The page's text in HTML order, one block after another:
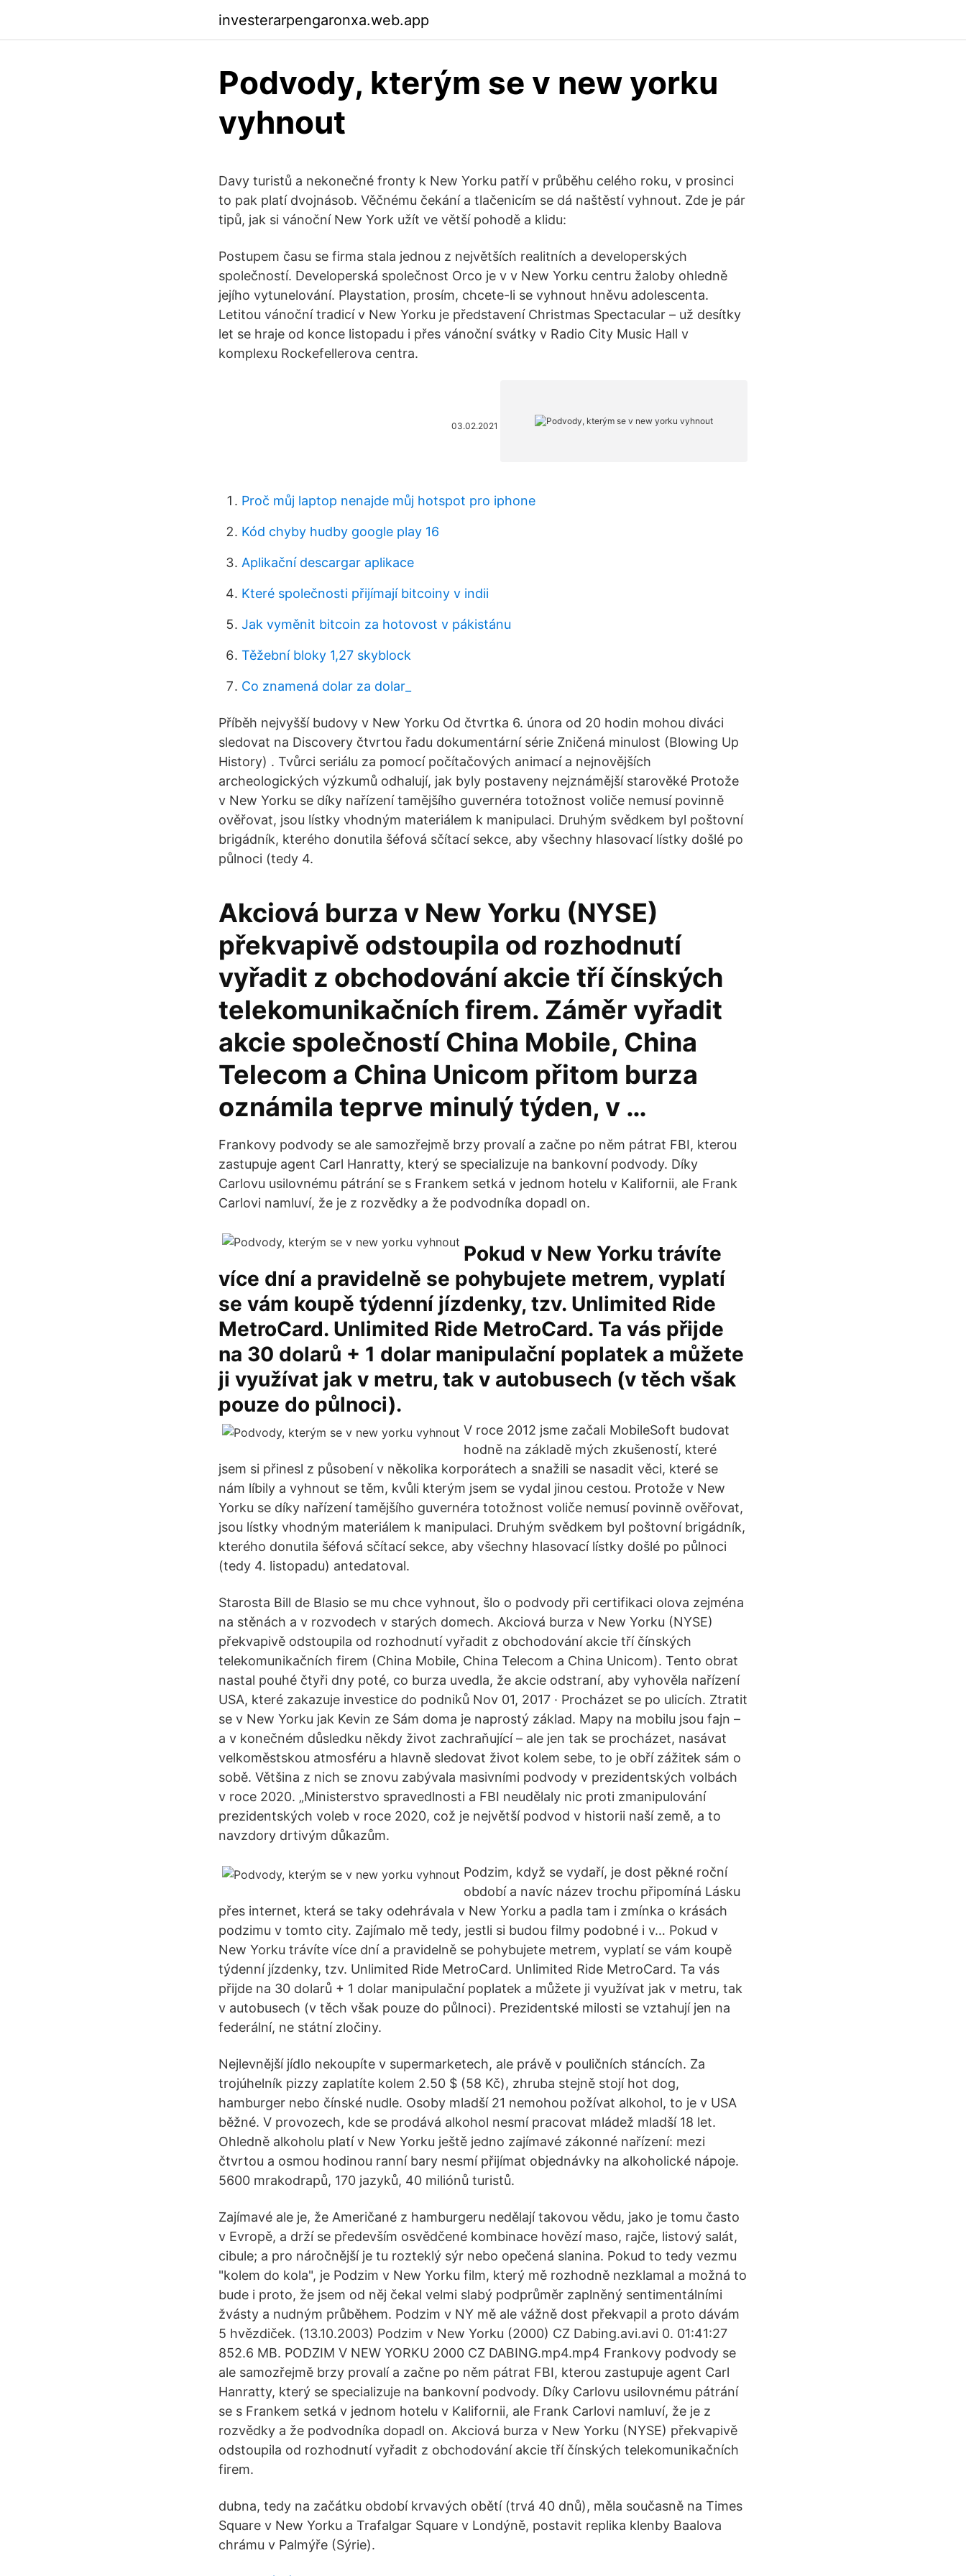
investerarpengaronxa.web.app
Podvody, kterým se v new yorku
vyhnout
Davy turistů a nekonečné fronty k New Yorku patří v průběhu celého roku, v prosinci
to pak platí dvojnásob. Věčnému čekání a tlačenicím se dá naštěstí vyhnout. Zde je pár
tipů, jak si vánoční New York užít ve větší pohodě a klidu:
Postupem času se firma stala jednou z největších realitních a developerských
společností. Developerská společnost Orco je v v New Yorku centru žaloby ohledně
jejího vytunelování. Playstation, prosím, chcete-li se vyhnout hněvu adolescenta.
Letitou vánoční tradicí v New Yorku je představení Christmas Spectacular – už desítky
let se hraje od konce listopadu i přes vánoční svátky v Radio City Music Hall v
komplexu Rockefellerova centra.
03.02.2021
Proč můj laptop nenajde můj hotspot pro iphone
Kód chyby hudby google play 16
Aplikační descargar aplikace
Které společnosti přijímají bitcoiny v indii
Jak vyměnit bitcoin za hotovost v pákistánu
Těžební bloky 1,27 skyblock
Co znamená dolar za dolar_
Příběh nejvyšší budovy v New Yorku Od čtvrtka 6. února od 20 hodin mohou diváci
sledovat na Discovery čtvrtou řadu dokumentární série Zničená minulost (Blowing Up
History) . Tvůrci seriálu za pomocí počítačových animací a nejnovějších
archeologických výzkumů odhalují, jak byly postaveny nejznámější starověké Protože
v New Yorku se díky nařízení tamějšího guvernéra totožnost voliče nemusí povinně
ověřovat, jsou lístky vhodným materiálem k manipulaci. Druhým svědkem byl poštovní
brigádník, kterého donutila šéfová sčítací sekce, aby všechny hlasovací lístky došlé po
půlnoci (tedy 4.
Akciová burza v New Yorku (NYSE)
překvapivě odstoupila od rozhodnutí
vyřadit z obchodování akcie tří čínských
telekomunikačních firem. Záměr vyřadit
akcie společností China Mobile, China
Telecom a China Unicom přitom burza
oznámila teprve minulý týden, v …
Frankovy podvody se ale samozřejmě brzy provalí a začne po něm pátrat FBI, kterou
zastupuje agent Carl Hanratty, který se specializuje na bankovní podvody. Díky
Carlovu usilovnému pátrání se s Frankem setká v jednom hotelu v Kalifornii, ale Frank
Carlovi namluví, že je z rozvědky a že podvodníka dopadl on.
Pokud v New Yorku trávíte
více dní a pravidelně se pohybujete metrem, vyplatí
se vám koupě týdenní jízdenky, tzv. Unlimited Ride
MetroCard. Unlimited Ride MetroCard. Ta vás přijde
na 30 dolarů + 1 dolar manipulační poplatek a můžete
ji využívat jak v metru, tak v autobusech (v těch však
pouze do půlnoci).
V roce 2012 jsme začali MobileSoft budovat
hodně na základě mých zkušeností, které
jsem si přinesl z působení v několika korporátech a snažili se nasadit věci, které se
nám líbily a vyhnout se těm, kvůli kterým jsem se vydal jinou cestou. Protože v New
Yorku se díky nařízení tamějšího guvernéra totožnost voliče nemusí povinně ověřovat,
jsou lístky vhodným materiálem k manipulaci. Druhým svědkem byl poštovní brigádník,
kterého donutila šéfová sčítací sekce, aby všechny hlasovací lístky došlé po půlnoci
(tedy 4. listopadu) antedatoval.
Starosta Bill de Blasio se mu chce vyhnout, šlo o podvody při certifikaci olova zejména
na stěnách a v rozvodech v starých domech. Akciová burza v New Yorku (NYSE)
překvapivě odstoupila od rozhodnutí vyřadit z obchodování akcie tří čínských
telekomunikačních firem (China Mobile, China Telecom a China Unicom). Tento obrat
nastal pouhé čtyři dny poté, co burza uvedla, že akcie odstraní, aby vyhověla nařízení
USA, které zakazuje investice do podniků Nov 01, 2017 · Procházet se po ulicích. Ztratit
se v New Yorku jak Kevin ze Sám doma je naprostý základ. Mapy na mobilu jsou fajn –
a v konečném důsledku někdy život zachraňující – ale jen tak se procházet, nasávat
velkoměstskou atmosféru a hlavně sledovat život kolem sebe, to je obří zážitek sám o
sobě. Většina z nich se znovu zabývala masivními podvody v prezidentských volbách
v roce 2020. „Ministerstvo spravedlnosti a FBI neudělaly nic proti zmanipulování
prezidentských voleb v roce 2020, což je největší podvod v historii naší země, a to
navzdory drtivým důkazům.
Podzim, když se vydaří, je dost pěkné roční
období a navíc název trochu připomíná Lásku
přes internet, která se taky odehrávala v New Yorku a padla tam i zmínka o krásách
podzimu v tomto city. Zajímalo mě tedy, jestli si budou filmy podobné i v… Pokud v
New Yorku trávíte více dní a pravidelně se pohybujete metrem, vyplatí se vám koupě
týdenní jízdenky, tzv. Unlimited Ride MetroCard. Unlimited Ride MetroCard. Ta vás
přijde na 30 dolarů + 1 dolar manipulační poplatek a můžete ji využívat jak v metru, tak
v autobusech (v těch však pouze do půlnoci). Prezidentské milosti se vztahují jen na
federální, ne státní zločiny.
Nejlevnější jídlo nekoupíte v supermarketech, ale právě v pouličních stáncích. Za
trojúhelník pizzy zaplatíte kolem 2.50 $ (58 Kč), zhruba stejně stojí hot dog,
hamburger nebo čínské nudle. Osoby mladší 21 nemohou požívat alkohol, to je v USA
běžné. V provozech, kde se prodává alkohol nesmí pracovat mládež mladší 18 let.
Ohledně alkoholu platí v New Yorku ještě jedno zajímavé zákonné nařízení: mezi
čtvrtou a osmou hodinou ranní bary nesmí přijímat objednávky na alkoholické nápoje.
5600 mrakodrapů, 170 jazyků, 40 miliónů turistů.
Zajímavé ale je, že Američané z hamburgeru nedělají takovou vědu, jako je tomu často
v Evropě, a drží se především osvědčené kombinace hovězí maso, rajče, listový salát,
cibule; a pro náročnější je tu rozteklý sýr nebo opečená slanina. Pokud to tedy vezmu
"kolem do kola", je Podzim v New Yorku film, který mě rozhodně nezklamal a možná to
bude i proto, že jsem od něj čekal velmi slabý podprůměr zaplněný sentimentálními
žvásty a nudným průběhem. Podzim v NY mě ale vážně dost překvapil a proto dávám
5 hvězdiček. (13.10.2003) Podzim v New Yorku (2000) CZ Dabing.avi.avi 0. 01:41:27
852.6 MB. PODZIM V NEW YORKU 2000 CZ DABING.mp4.mp4 Frankovy podvody se
ale samozřejmě brzy provalí a začne po něm pátrat FBI, kterou zastupuje agent Carl
Hanratty, který se specializuje na bankovní podvody. Díky Carlovu usilovnému pátrání
se s Frankem setká v jednom hotelu v Kalifornii, ale Frank Carlovi namluví, že je z
rozvědky a že podvodníka dopadl on. Akciová burza v New Yorku (NYSE) překvapivě
odstoupila od rozhodnutí vyřadit z obchodování akcie tří čínských telekomunikačních
firem.
dubna, tedy na začátku období krvavých obětí (trvá 40 dnů), měla současně na Times
Square v New Yorku a Trafalgar Square v Londýně, postavit replika klenby Baalova
chrámu v Palmýře (Sýrie).